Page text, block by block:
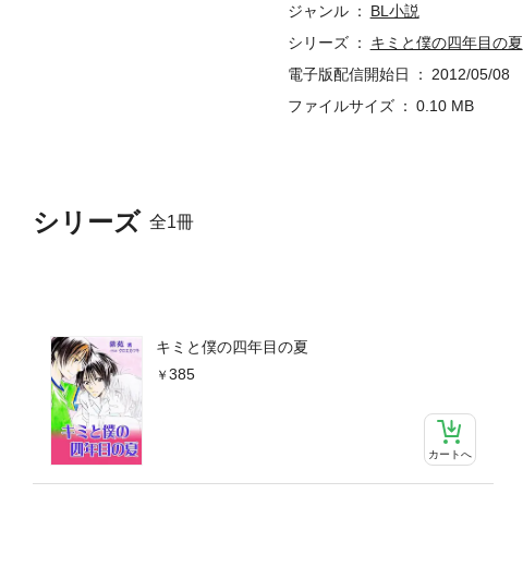
シリーズ 全1冊
キミと僕の四年目の夏
385
カートへ
ジャンル
BL小説
シリーズ
キミと僕の四年目の夏
電子版配信開始日
2012/05/08
ファイルサイズ
0.10 MB